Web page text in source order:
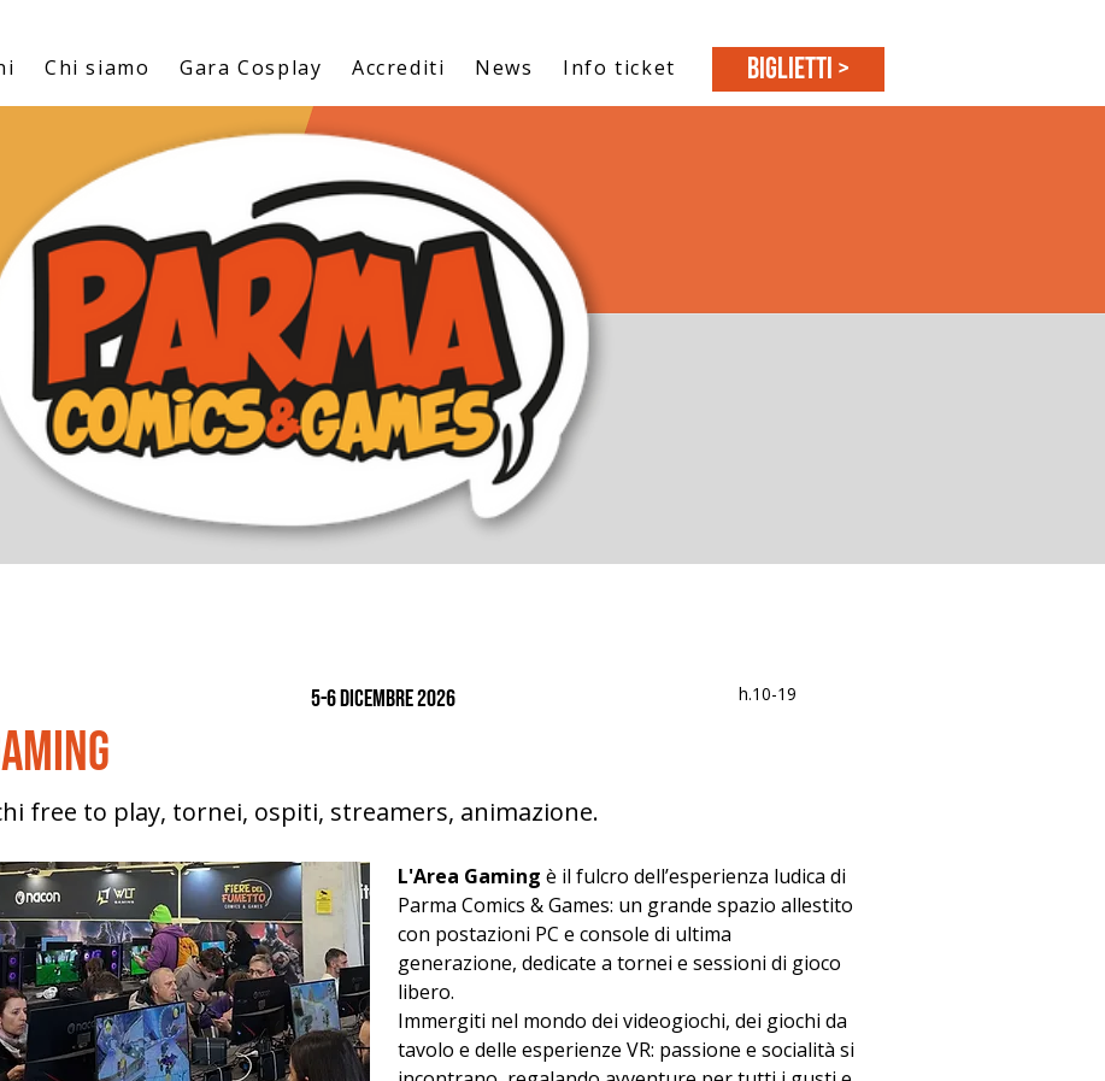
Chi siamo Gara Cosplay Accrediti News Info ticket BIGLIETTI >
5-6 dicembre 2026 h.10-19
free to play, tornei, ospiti, streamers, animazione.
L'Area Gaming è il fulcro dell’esperienza ludica di
Parma Comics & Games: un grande spazio allestito
con postazioni PC e console di ultima
generazione, dedicate a tornei e sessioni di gioco
libero.
Immergiti nel mondo dei videogiochi, dei giochi da
tavolo e delle esperienze VR: passione e socialità si